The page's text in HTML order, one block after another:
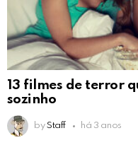
13 filmes de terror
sozinho
by Staff há 3 anos